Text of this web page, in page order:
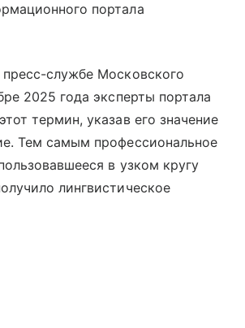
портала
службе Московского
2025 года эксперты портала
термин, указав его значение
Тем самым профессиональное
в узком кругу
лингвистическое